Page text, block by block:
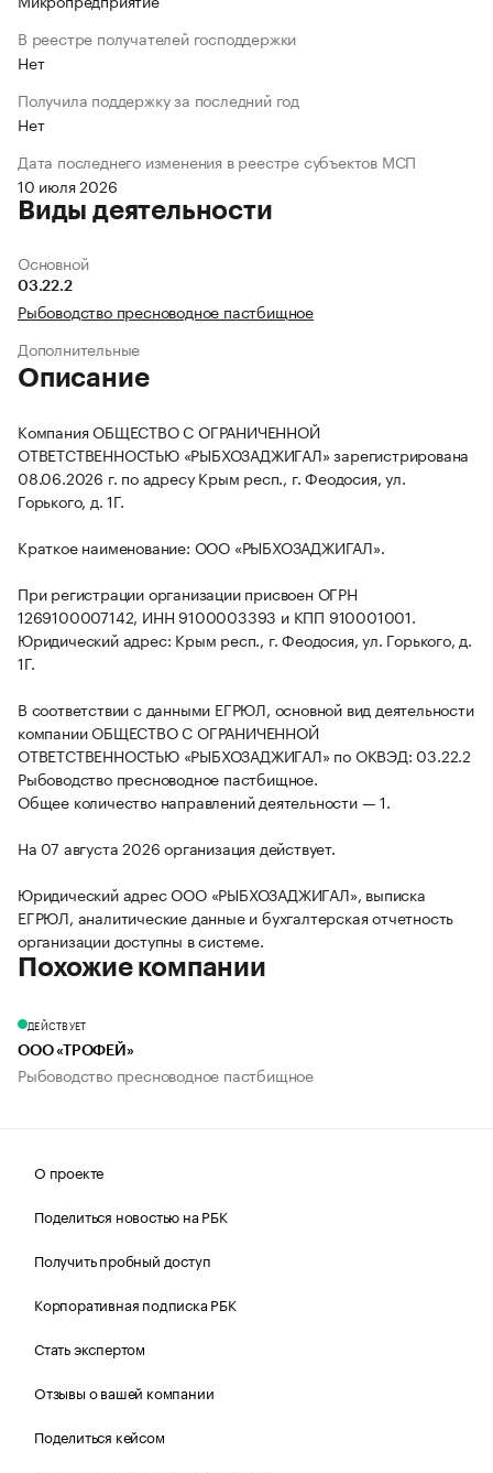
В реестре получателей господдержки
Нет
Получила поддержку за последний год
Нет
Дата последнего изменения в реестре субъектов МСП
10 июля 2026
Виды деятельности
Основной
03.22.2
Рыбоводство пресноводное пастбищное
Дополнительные
Описание
Компания ОБЩЕСТВО С ОГРАНИЧЕННОЙ
ОТВЕТСТВЕННОСТЬЮ «РЫБХОЗАДЖИГАЛ» зарегистрирована
08.06.2026 г. по адресу Крым респ., г. Феодосия, ул.
Горького, д. 1Г.
Краткое наименование: ООО «РЫБХОЗАДЖИГАЛ».
При регистрации организации присвоен ОГРН
1269100007142, ИНН 9100003393 и КПП 910001001.
Юридический адрес: Крым респ., г. Феодосия, ул. Горького, д.
1Г.
В соответствии с данными ЕГРЮЛ, основной вид деятельности
компании ОБЩЕСТВО С ОГРАНИЧЕННОЙ
ОТВЕТСТВЕННОСТЬЮ «РЫБХОЗАДЖИГАЛ» по ОКВЭД: 03.22.2
Рыбоводство пресноводное пастбищное.
Общее количество направлений деятельности — 1.
На 07 августа 2026 организация действует.
Юридический адрес ООО «РЫБХОЗАДЖИГАЛ», выписка
ЕГРЮЛ, аналитические данные и бухгалтерская отчетность
организации доступны в системе.
Похожие компании
ДЕЙСТВУЕТ
ООО «ТРОФЕЙ»
Рыбоводство пресноводное пастбищное
О проекте
Поделиться новостью на РБК
Получить пробный доступ
Корпоративная подписка РБК
Стать экспертом
Отзывы о вашей компании
Поделиться кейсом